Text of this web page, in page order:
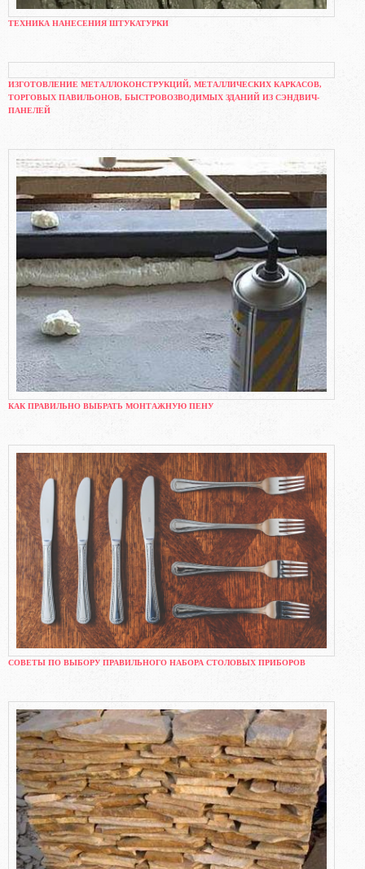
ТЕХНИКА НАНЕСЕНИЯ ШТУКАТУРКИ
ИЗГОТОВЛЕНИЕ МЕТАЛЛОКОНСТРУКЦИЙ, МЕТАЛЛИЧЕСКИХ КАРКАСОВ,
ТОРГОВЫХ ПАВИЛЬОНОВ, БЫСТРОВОЗВОДИМЫХ ЗДАНИЙ ИЗ СЭНДВИЧ-
ПАНЕЛЕЙ
КАК ПРАВИЛЬНО ВЫБРАТЬ МОНТАЖНУЮ ПЕНУ
СОВЕТЫ ПО ВЫБОРУ ПРАВИЛЬНОГО НАБОРА СТОЛОВЫХ ПРИБОРОВ